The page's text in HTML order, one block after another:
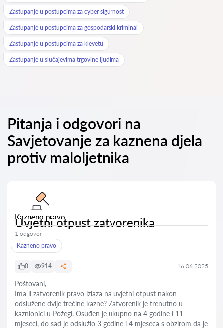
Zastupanje u postupcima za cyber sigurnost
Zastupanje u postupcima za gospodarski kriminal
Zastupanje u postupcima za klevetu
Zastupanje u slučajevima trgovine ljudima
Pitanja i odgovori na
Savjetovanje za kaznena djela
protiv maloljetnika
Kazneno pravo
Uvjetni otpust zatvorenika
1 odgovor
Kazneno pravo
0 914 16.06.2025
Poštovani,
Ima li zatvorenik pravo izlaza na uvjetni otpust nakon
odslužene dvije trećine kazne? Zatvorenik je trenutno u
kaznionici u Požegi. Osuđen je ukupno na 4 godine i 11
mjeseci, do sad je odslužio 3 godine i 4 mjeseca s obzirom da je